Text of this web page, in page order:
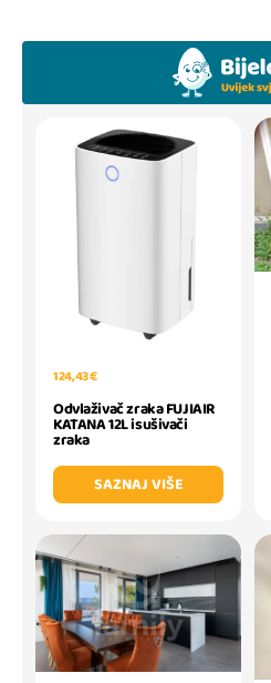
124,43 €
Odvlaživač zraka FUJIAIR
KATANA 12L isušivači
zraka
SAZNAJ VIŠE